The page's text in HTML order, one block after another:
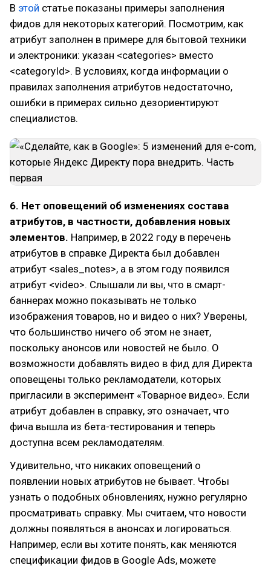
В этой статье показаны примеры заполнения
фидов для некоторых категорий. Посмотрим, как
атрибут заполнен в примере для бытовой техники
и электроники: указан <categories> вместо
<categoryId>. В условиях, когда информации о
правилах заполнения атрибутов недостаточно,
ошибки в примерах сильно дезориентируют
специалистов.
6. Нет оповещений об изменениях состава
атрибутов, в частности, добавления новых
элементов. Например, в 2022 году в перечень
атрибутов в справке Директа был добавлен
атрибут <sales_notes>, а в этом году появился
атрибут <video>. Слышали ли вы, что в смарт-
баннерах можно показывать не только
изображения товаров, но и видео о них? Уверены,
что большинство ничего об этом не знает,
поскольку анонсов или новостей не было. О
возможности добавлять видео в фид для Директа
оповещены только рекламодатели, которых
пригласили в эксперимент «Товарное видео». Если
атрибут добавлен в справку, это означает, что
фича вышла из бета-тестирования и теперь
доступна всем рекламодателям.
Удивительно, что никаких оповещений о
появлении новых атрибутов не бывает. Чтобы
узнать о подобных обновлениях, нужно регулярно
просматривать справку. Мы считаем, что новости
должны появляться в анонсах и логироваться.
Например, если вы хотите понять, как меняются
спецификации фидов в Google Ads, можете